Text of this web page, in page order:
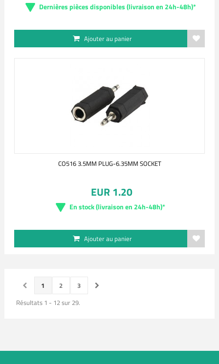
Dernières pièces disponibles (livraison en 24h-48h)*
Ajouter au panier
CO516 3.5MM PLUG-6.35MM SOCKET
EUR 1.20
En stock (livraison en 24h-48h)*
Ajouter au panier
1 2
3
Résultats 1 - 12 sur 29.